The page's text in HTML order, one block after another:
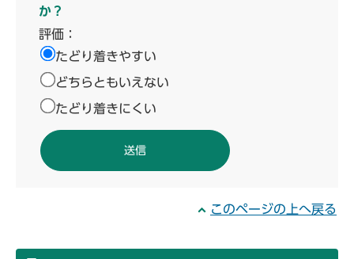
か？
評価：
たどり着きやすい
どちらともいえない
たどり着きにくい
このページの上へ戻る